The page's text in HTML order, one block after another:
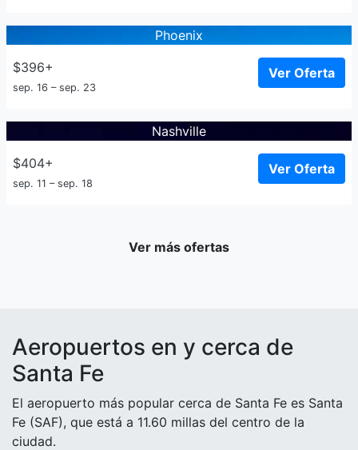
Phoenix
$396+
sep. 16 – sep. 23
Ver Oferta
Nashville
$404+
sep. 11 – sep. 18
Ver Oferta
Ver más ofertas
Aeropuertos en y cerca de
Santa Fe
El aeropuerto más popular cerca de Santa Fe es Santa
Fe (SAF), que está a 11.60 millas del centro de la
ciudad.